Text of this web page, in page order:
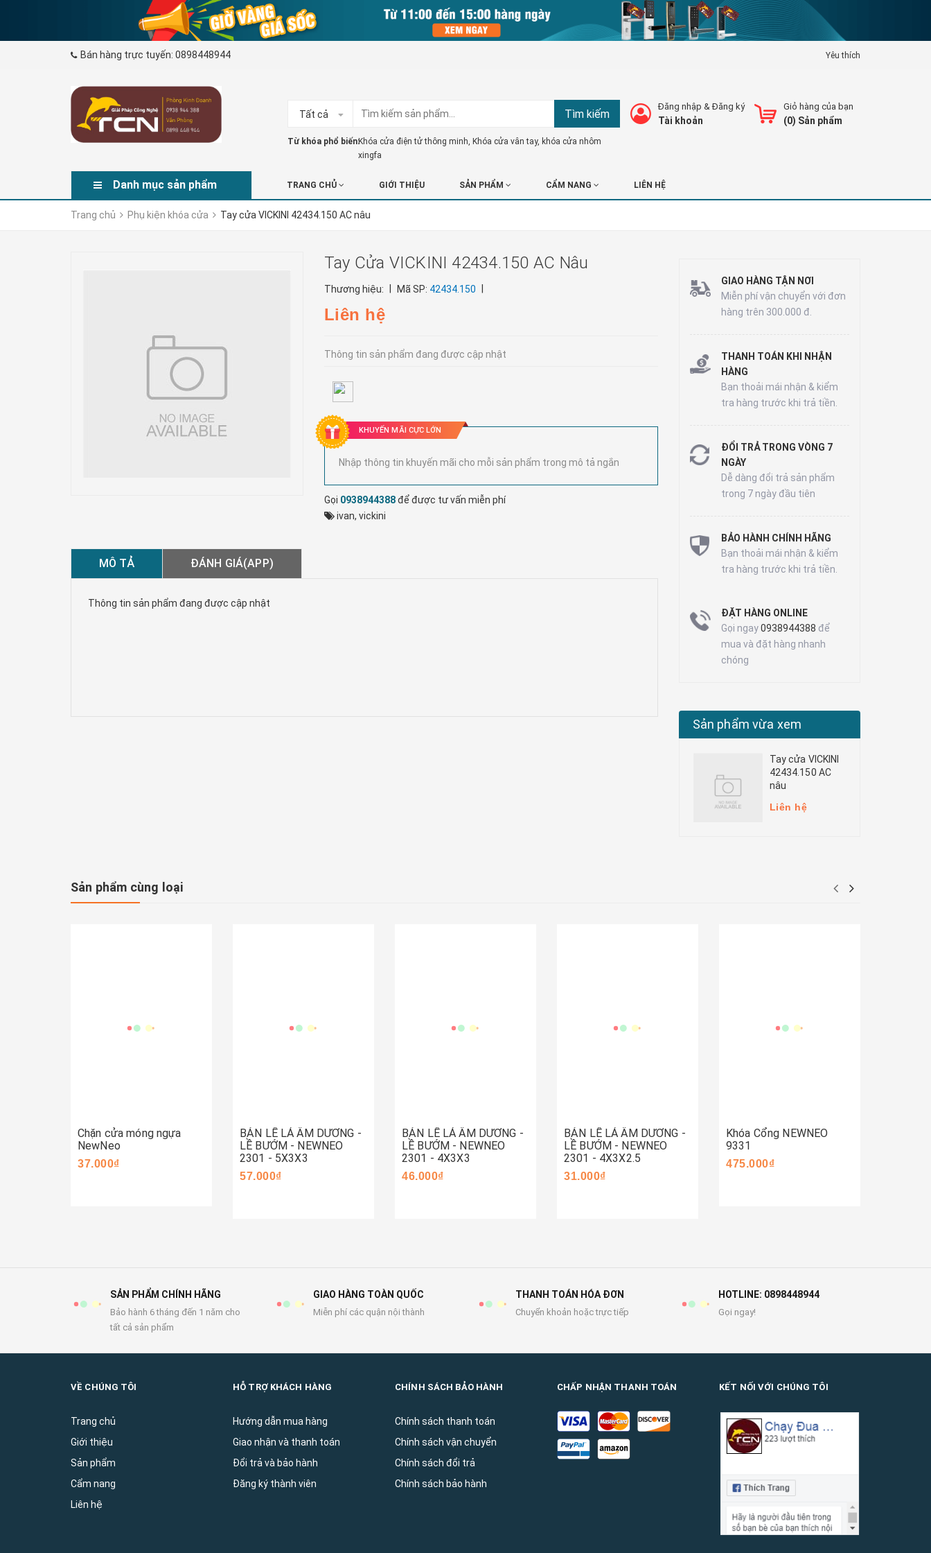
Bán hàng trực tuyến: 0898448944 Yêu thích
Tất cả Tìm kiếm
Từ khóa phổ biến:Khóa cửa điện tử thông minh, Khóa cửa vân tay, khóa cửa nhôm
xingfa
Giỏ hàng của bạn
(0) Sản phẩm
Đăng nhập &Đăng ký
Tài khoản
Danh mục sản phẩm TRANG CHỦ GIỚI THIỆU SẢN PHẨM CẨM NANG LIÊN HỆ
Trang chủ Phụ kiện khóa cửa Tay cửa VICKINI 42434.150 AC nâu
Tay Cửa VICKINI 42434.150 AC Nâu
Thương hiệu: Mã SP: 42434.150
Liên hệ
Thông tin sản phẩm đang được cập nhật
KHUYẾN MÃI CỰC LỚN
Nhập thông tin khuyến mãi cho mỗi sản phẩm trong mô tả ngắn
Gọi 0938944388để được tư vấn miễn phí
ivan, vickini
MÔ TẢ ĐÁNH GIÁ(APP)
Thông tin sản phẩm đang được cập nhật
GIAO HÀNG TẬN NƠI
Miễn phí vận chuyển với đơn
hàng trên 300.000 đ.
THANH TOÁN KHI NHẬN
HÀNG
Bạn thoải mái nhận & kiểm
tra hàng trước khi trả tiền.
ĐỔI TRẢ TRONG VÒNG 7
NGÀY
Dễ dàng đổi trả sản phẩm
trong 7 ngày đầu tiên
BẢO HÀNH CHÍNH HÃNG
Bạn thoải mái nhận & kiểm
tra hàng trước khi trả tiền.
ĐẶT HÀNG ONLINE
Gọi ngay0938944388 để
mua và đặt hàng nhanh
chóng
Sản phẩm vừa xem
Tay cửa VICKINI
42434.150 AC
nâu
Liên hệ
Sản phẩm cùng loại
Chặn cửa móng ngựa
NewNeo
37.000₫
BẢN LỀ LÁ ÂM DƯƠNG -
LỀ BƯỚM - NEWNEO
2301 - 5X3X3
57.000₫
BẢN LỀ LÁ ÂM DƯƠNG -
LỀ BƯỚM - NEWNEO
2301 - 4X3X3
46.000₫
BẢN LỀ LÁ ÂM DƯƠNG -
LỀ BƯỚM - NEWNEO
2301 - 4X3X2.5
31.000₫
Khóa Cổng NEWNEO
9331
475.000₫
SẢN PHẨM CHÍNH HÃNG
Bảo hành 6 tháng đến 1 năm cho
tất cả sản phẩm
GIAO HÀNG TOÀN QUỐC
Miễn phí các quận nội thành
THANH TOÁN HÓA ĐƠN
Chuyển khoản hoặc trực tiếp
HOTLINE: 0898448944
Gọi ngay!
VỀ CHÚNG TÔI
Trang chủ
Giới thiệu
Sản phẩm
Cẩm nang
Liên hệ
HỖ TRỢ KHÁCH HÀNG
Hướng dẫn mua hàng
Giao nhận và thanh toán
Đổi trả và bảo hành
Đăng ký thành viên
CHÍNH SÁCH BẢO HÀNH
Chính sách thanh toán
Chính sách vận chuyển
Chính sách đổi trả
Chính sách bảo hành
CHẤP NHẬN THANH TOÁN KẾT NỐI VỚI CHÚNG TÔI